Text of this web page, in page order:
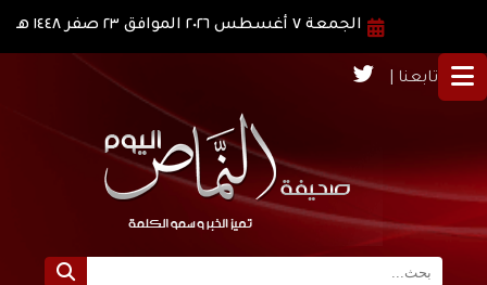
الجمعة ٧ أغسطس ٢٠٢٦ الموافق ٢٣ صفر ١٤٤٨ هـ
تابعنا |